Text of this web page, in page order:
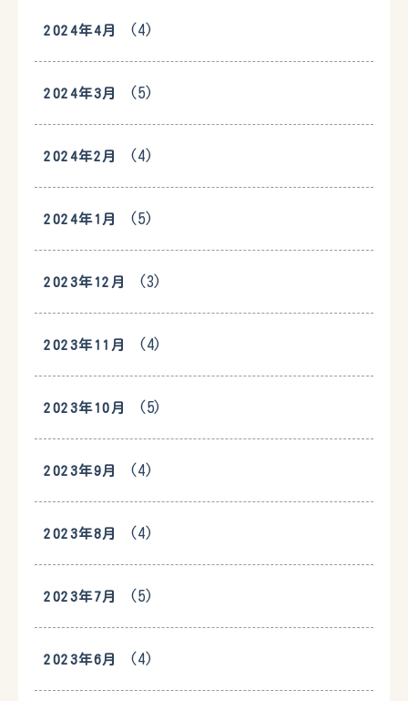
2024年4月 (4)
2024年3月 (5)
2024年2月 (4)
2024年1月 (5)
2023年12月 (3)
2023年11月 (4)
2023年10月 (5)
2023年9月 (4)
2023年8月 (4)
2023年7月 (5)
2023年6月 (4)